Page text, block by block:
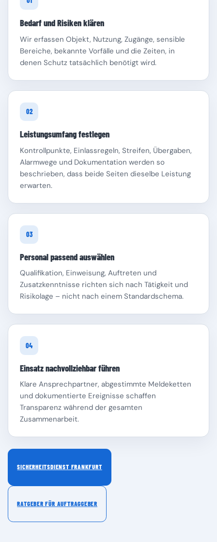
Schleswig-Holstein Thüringen
Bedarf und Risiken klären
Wir erfassen Objekt, Nutzung, Zugänge, sensible
Bereiche, bekannte Vorfälle und die Zeiten, in
denen Schutz tatsächlich benötigt wird.
02
Leistungsumfang festlegen
Kontrollpunkte, Einlassregeln, Streifen, Übergaben,
Alarmwege und Dokumentation werden so
beschrieben, dass beide Seiten dieselbe Leistung
erwarten.
03
Personal passend auswählen
Qualifikation, Einweisung, Auftreten und
Zusatzkenntnisse richten sich nach Tätigkeit und
Risikolage – nicht nach einem Standardschema.
04
Einsatz nachvollziehbar führen
Klare Ansprechpartner, abgestimmte Meldeketten
und dokumentierte Ereignisse schaffen
Transparenz während der gesamten
Zusammenarbeit.
SICHERHEITSDIENST FRANKFURT
RATGEBER FÜR AUFTRAGGEBER